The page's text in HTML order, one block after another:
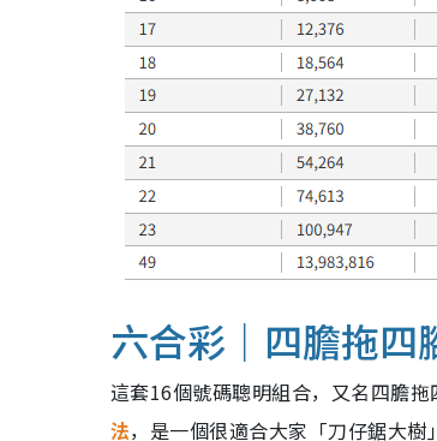
六合彩｜四膽拖四
這套16個號碼聰明組合，又名四膽
法，是一個很適合大家「刀仔鋸大樹